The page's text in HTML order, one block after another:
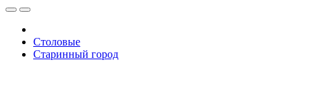
Столовые
Старинный город